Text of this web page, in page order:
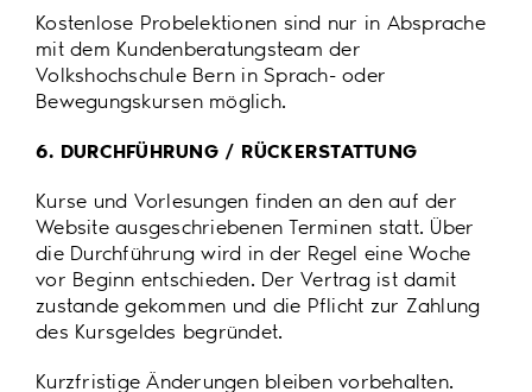
Kostenlose Probelektionen sind nur in Absprache
mit dem Kundenberatungsteam der
Volkshochschule Bern in Sprach- oder
Bewegungskursen möglich.
6. DURCHFÜHRUNG / RÜCKERSTATTUNG
Kurse und Vorlesungen finden an den auf der
Website ausgeschriebenen Terminen statt. Über
die Durchführung wird in der Regel eine Woche
vor Beginn entschieden. Der Vertrag ist damit
zustande gekommen und die Pflicht zur Zahlung
des Kursgeldes begründet.
Kurzfristige Änderungen bleiben vorbehalten.